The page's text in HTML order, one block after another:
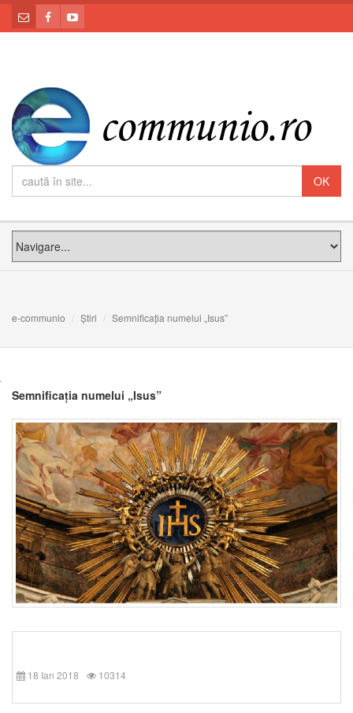
e-communio Știri Semnificația numelui „Isus”
Semnificația numelui „Isus”
18 Ian 2018 10314